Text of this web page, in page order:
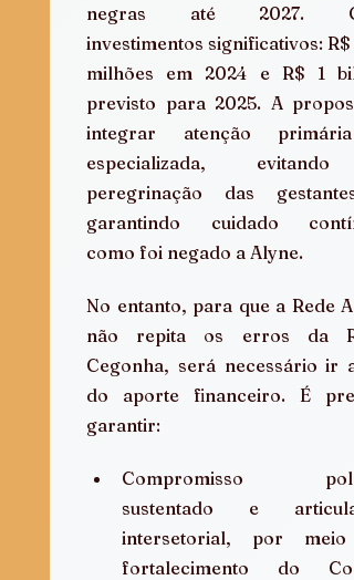
negras até 2027.
investimentos significativos: R$
milhões em 2024 e R$ 1
previsto para 2025. A
integrar atenção
especializada,
peregrinação das
garantindo cuidado
como foi negado a Alyne.
No entanto, para que a Rede
não repita os erros da
Cegonha, será necessário ir
do aporte financeiro. É
garantir:
Compromisso
sustentado e
intersetorial, por meio
fortalecimento do